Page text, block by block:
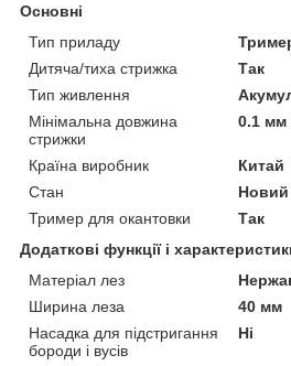
Основні
Тип приладу
Дитяча/тиха стрижка
Так
Тип живлення
Мінімальна довжина
стрижки
0.1 мм
Країна виробник
Китай
Стан
Новий
Тример для окантовки
Так
Додаткові функції і
Матеріал лез
Ширина леза
40 мм
Насадка для підстригання
бороди і вусів
Ні